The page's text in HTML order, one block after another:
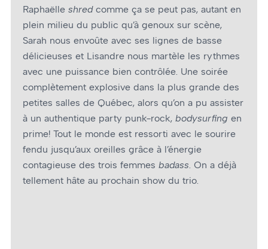
Raphaëlle shredcomme ça se peut pas, autant en
plein milieu du public qu’à genoux sur scène,
Sarah nous envoûte avec ses lignes de basse
délicieuses et Lisandre nous martèle les rythmes
avec une puissance bien contrôlée. Une soirée
complètement explosive dans la plus grande des
petites salles de Québec, alors qu’on a pu assister
à un authentique party punk-rock, bodysurfing en
prime! Tout le monde est ressorti avec le sourire
fendu jusqu’aux oreilles grâce à l’énergie
contagieuse des trois femmes badass . On a déjà
tellement hâte au prochain show du trio.